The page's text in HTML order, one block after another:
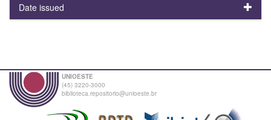
Date issued
UNIOESTE
(45) 3220-3000
biblioteca.repositorio@unioeste.br